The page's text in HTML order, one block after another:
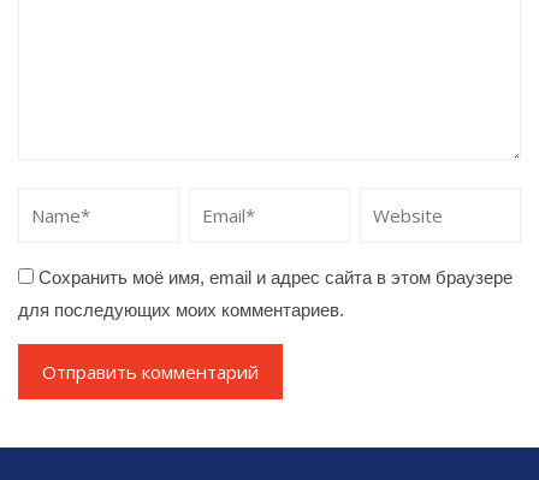
Сохранить моё имя, email и адрес сайта в этом браузере
для последующих моих комментариев.